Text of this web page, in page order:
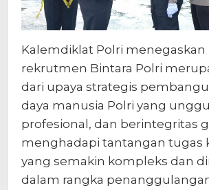
Kalemdiklat Polri menegaskan
rekrutmen Bintara Polri
dari upaya strategis
daya manusia Polri yang
profesional, dan berintegritas
menghadapi tantangan tugas
yang semakin kompleks dan
dalam rangka